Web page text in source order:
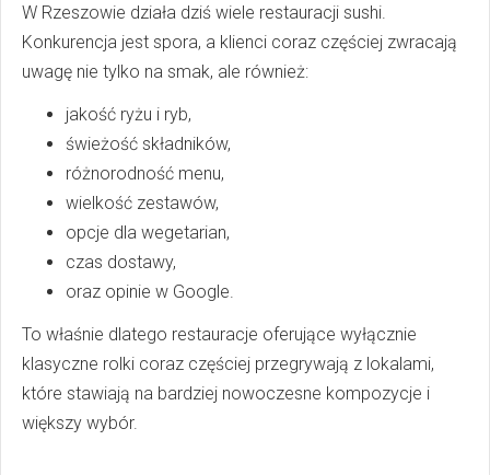
W Rzeszowie działa dziś wiele restauracji sushi.
Konkurencja jest spora, a klienci coraz częściej zwracają
uwagę nie tylko na smak, ale również:
jakość ryżu i ryb,
świeżość składników,
różnorodność menu,
wielkość zestawów,
opcje dla wegetarian,
czas dostawy,
oraz opinie w Google.
To właśnie dlatego restauracje oferujące wyłącznie
klasyczne rolki coraz częściej przegrywają z lokalami,
które stawiają na bardziej nowoczesne kompozycje i
większy wybór.